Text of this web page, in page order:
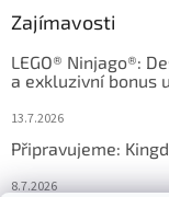
Zajímavosti
LEGO® Ninjago®:
a exkluzivní bonus
13.7.2026
Připravujeme:
8.7.2026